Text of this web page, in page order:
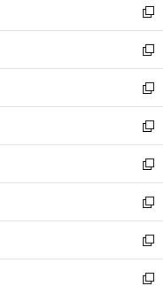
く
で
開
く
い
ウ
ィ
ン
ド
ウ
で
開
く
新
し
い
ウ
ィ
ン
ド
ウ
で
開
く
新
し
い
ウ
ィ
ン
ド
ウ
で
開
く
新
し
い
ウ
ィ
ン
ド
ウ
で
開
く
新
し
い
ウ
ィ
ン
ド
ウ
で
新
し
い
ウ
ィ
ン
ド
新
し
い
ウ
ィ
新
し
い
新